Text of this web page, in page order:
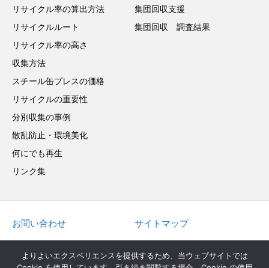
リサイクル率の算出方法
リサイクルルート
リサイクル率の高さ
収集方法
スチール缶プレスの価格
リサイクルの重要性
分別収集の事例
散乱防止・環境美化
何にでも再生
リンク集
集団回収支援
集団回収 調査結果
お問い合わせ サイトマップ
よりよいエクスペリエンスを提供するため、当ウェブサイトでは